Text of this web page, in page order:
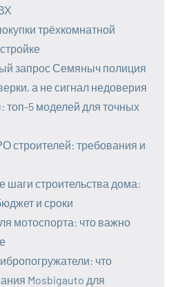
трёхкомнатной
запрос Семяныч полиция
а не сигнал недоверия
топ-5 моделей для точных
строителей: требования и
строительства дома:
и сроки
мотоспорта: что важно
что
Mosbigauto для